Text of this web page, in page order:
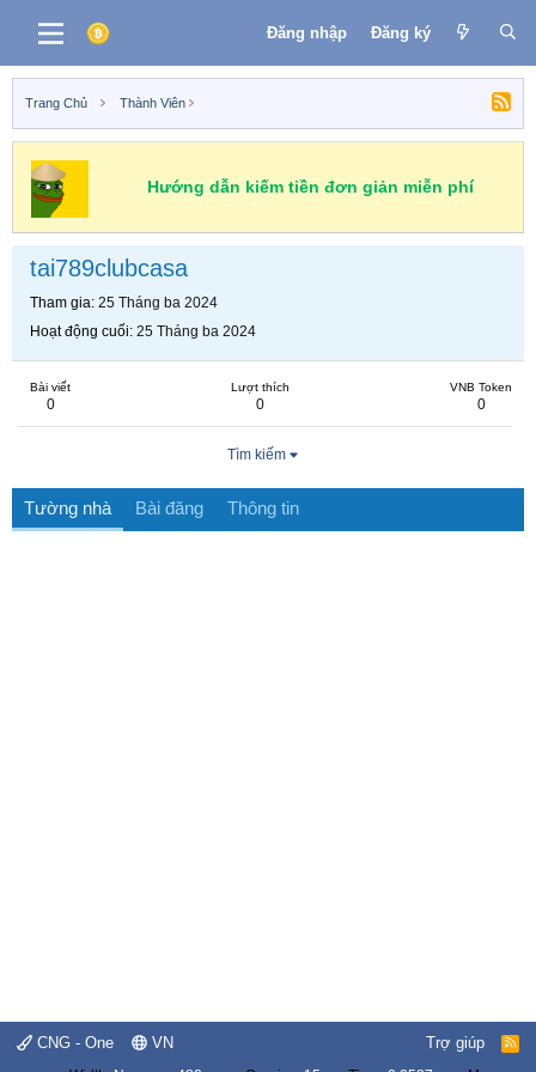
Đăng nhập Đăng ký
Trang Chủ Thành Viên
Hướng dẫn kiếm tiền đơn giản miễn phí
tai789clubcasa
Tham gia 25 Tháng ba 2024
Hoạt động cuối 25 Tháng ba 2024
Bài viết
0
Lượt thích
0
VNB Token
0
Tìm kiếm
Tường nhà Bài đăng Thông tin
CNG - One VN Trợ giúp
R